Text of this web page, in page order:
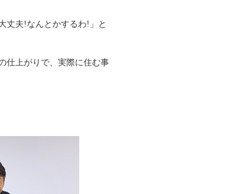
丈夫!なんとかするわ!」と
仕上がりで、実際に住む事